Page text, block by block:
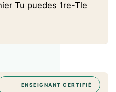
Tu puedes 1re-Tle
ENSEIGNANT CERTIFIÉ